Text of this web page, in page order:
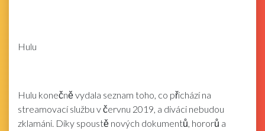
Hulu
Hulu konečně vydala seznam toho, co přichází na
streamovací službu v červnu 2019, a diváci nebudou
zklamáni. Díky spoustě nových dokumentů, hororů a